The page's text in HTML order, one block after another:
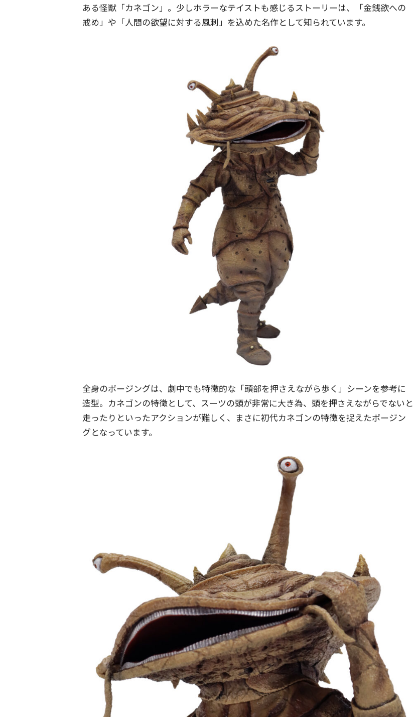
ある怪獣「カネゴン」。少しホラーなテイストも感じるストーリーは、「金銭欲への
戒め」や「人間の欲望に対する風刺」を込めた名作として知られています。
全身のポージングは、劇中でも特徴的な「頭部を押さえながら歩く」シーンを参考に
造型。カネゴンの特徴として、スーツの頭が非常に大き為、頭を押さえながらでないと
走ったりといったアクションが難しく、まさに初代カネゴンの特徴を捉えたポージン
グとなっています。